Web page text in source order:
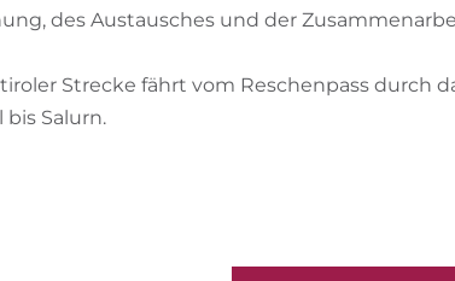
des Austausches und der
Strecke fährt vom Reschenpass durch
bis Salurn.